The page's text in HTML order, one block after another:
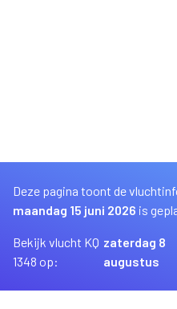
Deze pagina toont de
maandag 15 juni 2026 is
Bekijk vlucht KQ
1348 op:
zaterdag 8
augustus